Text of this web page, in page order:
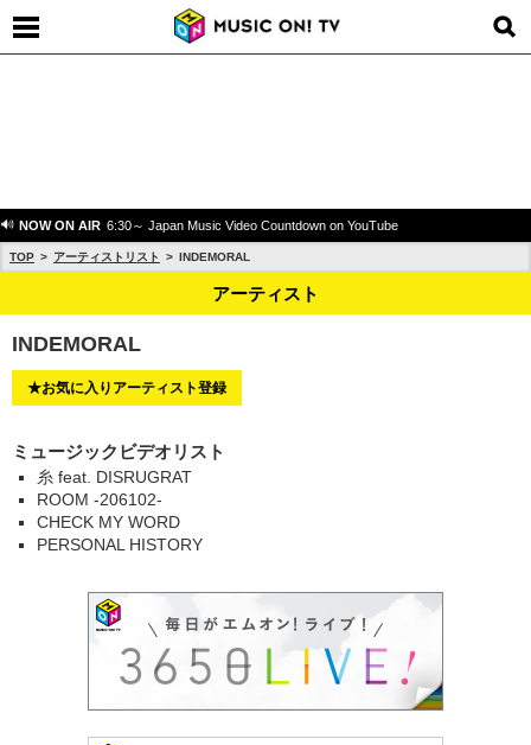
NOW ON AIR 6:30～ Japan Music Video Countdown on YouTube
TOP アーティストリスト INDEMORAL
アーティスト
INDEMORAL
★お気に入りアーティスト登録
ミュージックビデオリスト
糸 feat. DISRUGRAT
ROOM -206102-
CHECK MY WORD
PERSONAL HISTORY